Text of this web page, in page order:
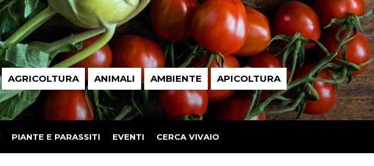
AGRICOLTURA ANIMALI AMBIENTE APICOLTURA
PIANTE E PARASSITI EVENTI CERCA VIVAIO